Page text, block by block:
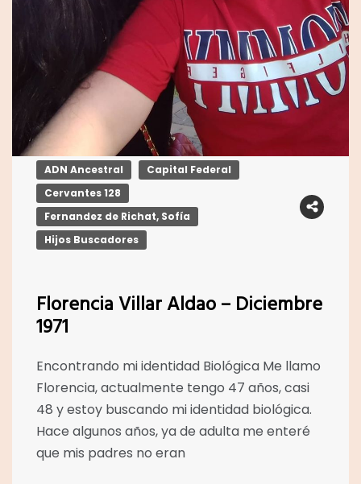
ADN Ancestral
Capital Federal
Cervantes 128
Fernandez de Richat, Sofía
Hijos Buscadores
Florencia Villar Aldao – Diciembre
1971
Encontrando mi identidad Biológica Me llamo
Florencia, actualmente tengo 47 años, casi
48 y estoy buscando mi identidad biológica.
Hace algunos años, ya de adulta me enteré
que mis padres no eran